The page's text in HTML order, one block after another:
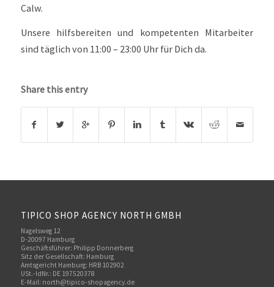
Calw.
Unsere hilfsbereiten und kompetenten Mitarbeiter
sind täglich von 11:00 – 23:00 Uhr für Dich da.
Share this entry
TIPICO SHOP AGENCY NORTH GMBH
Nagelsweg 12
D-20097 Hamburg
Geschäftsführer: Philipp Donnerberg
Sitz der Gesellschaft: Hamburg
Amtsgericht Hamburg: HRB 102902
USt.-IdNr.: DE 197520378
E-Mail: north@tipico-shopagency.de